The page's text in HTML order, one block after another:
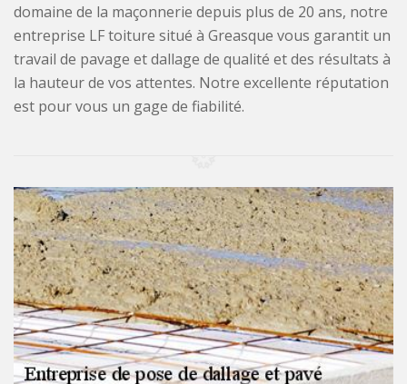
domaine de la maçonnerie depuis plus de 20 ans, notre
entreprise LF toiture situé à Greasque vous garantit un
travail de pavage et dallage de qualité et des résultats à
la hauteur de vos attentes. Notre excellente réputation
est pour vous un gage de fiabilité.